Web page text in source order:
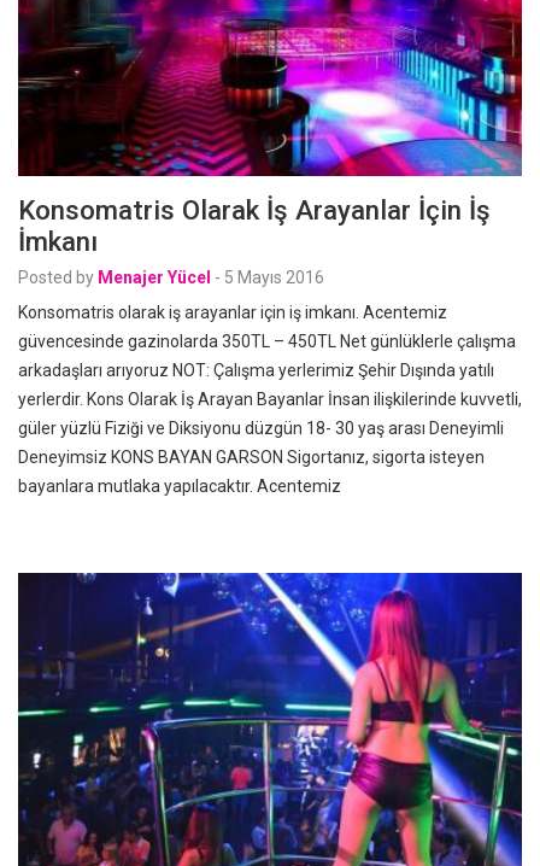
Konsomatris Olarak İş Arayanlar İçin İş
İmkanı
Posted by Menajer Yücel - 5 Mayıs 2016
Konsomatris olarak iş arayanlar için iş imkanı. Acentemiz
güvencesinde gazinolarda 350TL – 450TL Net günlüklerle çalışma
arkadaşları arıyoruz NOT: Çalışma yerlerimiz Şehir Dışında yatılı
yerlerdir. Kons Olarak İş Arayan Bayanlar İnsan ilişkilerinde kuvvetli,
güler yüzlü Fiziği ve Diksiyonu düzgün 18- 30 yaş arası Deneyimli
Deneyimsiz KONS BAYAN GARSON Sigortanız, sigorta isteyen
bayanlara mutlaka yapılacaktır. Acentemiz